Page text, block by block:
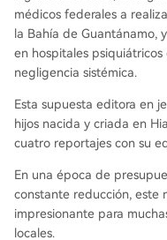
médicos federales a
la Bahía de Guantánamo,
en hospitales
negligencia sistémica.
Esta supuesta editora en
hijos nacida y criada en
cuatro reportajes con su
En una época de
constante reducción, este
impresionante para
locales.